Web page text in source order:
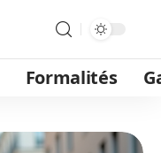
Formalités